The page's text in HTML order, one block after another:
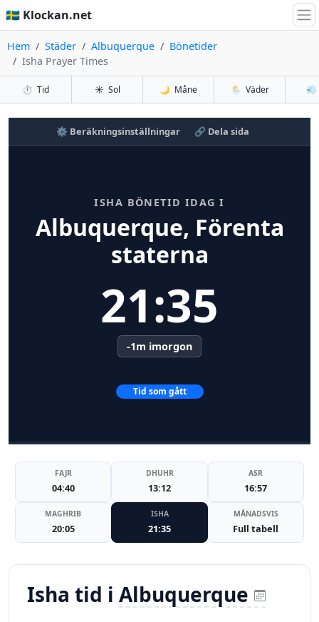
🇸🇪 Klockan.net
Hem Städer Albuquerque
Bönetider
Isha Prayer Times
⏱️ Tid ☀️ Sol 🌙 Måne 🌦️ Väder 💨
⚙️ Beräkningsinställningar 🔗 Dela sida
ISHA BÖNETID IDAG I
Albuquerque, Förenta
staterna
21:35
-1m imorgon
Tid som gått
FAJR
04:40
DHUHR
13:12
ASR
16:57
MAGHRIB
20:05
ISHA
21:35
MÅNADSVIS
Full tabell
Isha tid i Albuquerque